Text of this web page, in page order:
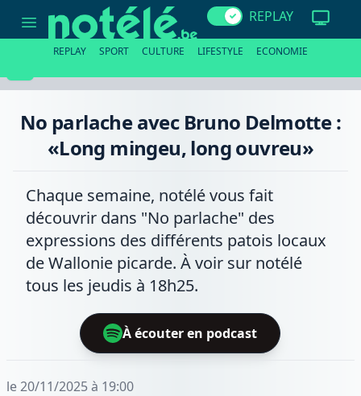
parlache
«Long
ouvreu»
REPLAY
REPLAY SPORT CULTURE LIFESTYLE ECONOMIE
No parlache avec Bruno Delmotte :
«Long mingeu, long ouvreu»
Chaque semaine, notélé vous fait
découvrir dans "No parlache" des
expressions des différents patois locaux
de Wallonie picarde. À voir sur notélé
tous les jeudis à 18h25.
À écouter en podcast
le 20/11/2025 à 19:00